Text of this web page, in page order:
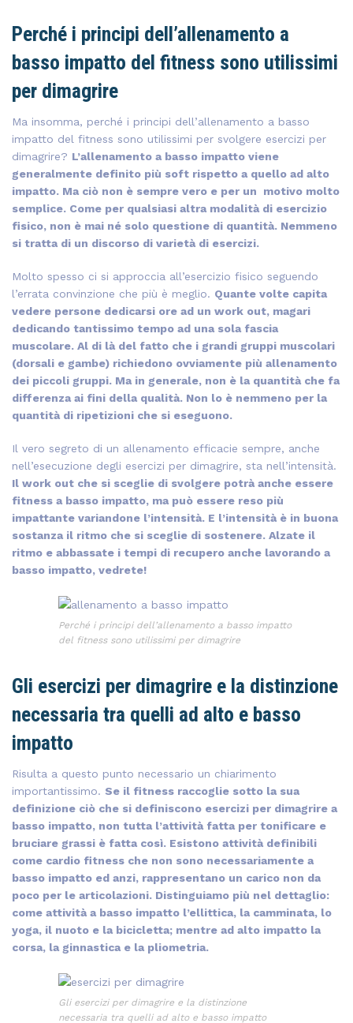
Perché i principi dell’allenamento a
basso impatto del fitness sono utilissimi
per dimagrire
Ma insomma, perché i principi dell’allenamento a basso
impatto del fitness sono utilissimi per svolgere esercizi per
dimagrire? L’allenamento a basso impatto viene
generalmente definito più soft rispetto a quello ad alto
impatto. Ma ciò non è sempre vero e per un motivo molto
semplice. Come per qualsiasi altra modalità di esercizio
fisico, non è mai né solo questione di quantità. Nemmeno
si tratta di un discorso di varietà di esercizi.
Molto spesso ci si approccia all’esercizio fisico seguendo
l’errata convinzione che più è meglio. Quante volte capita
vedere persone dedicarsi ore ad un work out, magari
dedicando tantissimo tempo ad una sola fascia
muscolare. Al di là del fatto che i grandi gruppi muscolari
(dorsali e gambe) richiedono ovviamente più allenamento
dei piccoli gruppi. Ma in generale, non è la quantità che fa
differenza ai fini della qualità. Non lo è nemmeno per la
quantità di ripetizioni che si eseguono.
Il vero segreto di un allenamento efficacie sempre, anche
nell’esecuzione degli esercizi per dimagrire, sta nell’intensità.
Il work out che si sceglie di svolgere potrà anche essere
fitness a basso impatto, ma può essere reso più
impattante variandone l’intensità. E l’intensità è in buona
sostanza il ritmo che si sceglie di sostenere. Alzate il
ritmo e abbassate i tempi di recupero anche lavorando a
basso impatto, vedrete!
Perché i principi dell’allenamento a basso impatto
del fitness sono utilissimi per dimagrire
Gli esercizi per dimagrire e la distinzione
necessaria tra quelli ad alto e basso
impatto
Risulta a questo punto necessario un chiarimento
importantissimo. Se il fitness raccoglie sotto la sua
definizione ciò che si definiscono esercizi per dimagrire a
basso impatto, non tutta l’attività fatta per tonificare e
bruciare grassi è fatta così. Esistono attività definibili
come cardio fitness che non sono necessariamente a
basso impatto ed anzi, rappresentano un carico non da
poco per le articolazioni. Distinguiamo più nel dettaglio:
come attività a basso impatto l’ellittica, la camminata, lo
yoga, il nuoto e la bicicletta; mentre ad alto impatto la
corsa, la ginnastica e la pliometria.
Gli esercizi per dimagrire e la distinzione
necessaria tra quelli ad alto e basso impatto